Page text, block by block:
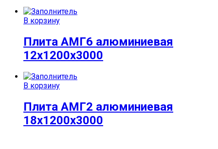
В корзину
Плита АМГ6 алюминиевая
12x1200x3000
В корзину
Плита АМГ2 алюминиевая
18x1200x3000